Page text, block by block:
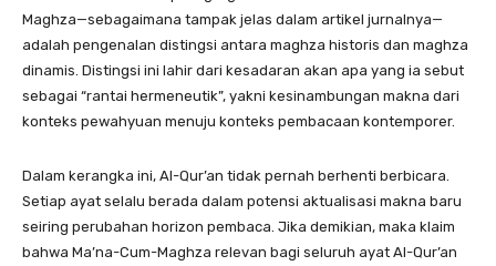
Maghza—sebagaimana tampak jelas dalam artikel jurnalnya—
adalah pengenalan distingsi antara maghza historis dan maghza
dinamis. Distingsi ini lahir dari kesadaran akan apa yang ia sebut
sebagai “rantai hermeneutik”, yakni kesinambungan makna dari
konteks pewahyuan menuju konteks pembacaan kontemporer.
Dalam kerangka ini, Al-Qur’an tidak pernah berhenti berbicara.
Setiap ayat selalu berada dalam potensi aktualisasi makna baru
seiring perubahan horizon pembaca. Jika demikian, maka klaim
bahwa Ma’na-Cum-Maghza relevan bagi seluruh ayat Al-Qur’an